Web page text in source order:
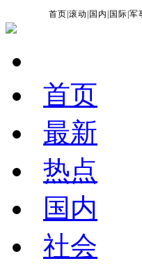
首页 |滚动 国内 国际 |军
首页
最新
热点
国内
社会